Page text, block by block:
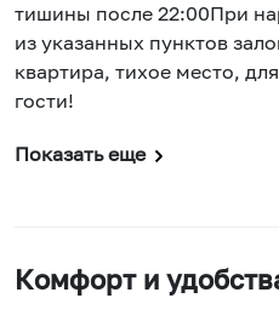
тишины после 22:00При
из указанных пунктов
квapтирa, тихoe мecтo,
гости!
Показать еще
Комфорт и